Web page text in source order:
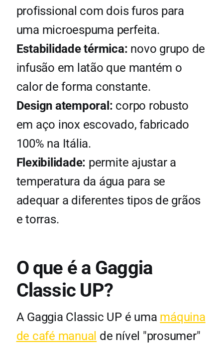
profissional com dois furos para
uma microespuma perfeita.
Estabilidade térmica: novo grupo de
infusão em latão que mantém o
calor de forma constante.
Design atemporal: corpo robusto
em aço inox escovado, fabricado
100% na Itália.
Flexibilidade: permite ajustar a
temperatura da água para se
adequar a diferentes tipos de grãos
e torras.
O que é a Gaggia
Classic UP?
A Gaggia Classic UP é uma máquina
de café manual de nível "prosumer"